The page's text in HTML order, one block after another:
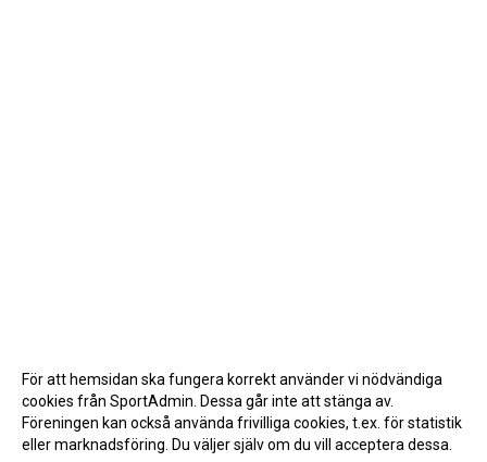
För att hemsidan ska fungera korrekt använder vi nödvändiga
cookies från SportAdmin. Dessa går inte att stänga av.
Föreningen kan också använda frivilliga cookies, t.ex. för statistik
eller marknadsföring. Du väljer själv om du vill acceptera dessa.